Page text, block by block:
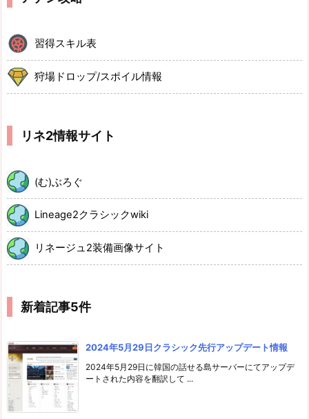
習得スキル表
狩場ドロップ/スポイル情報
リネ2情報サイト
(む)ぶろぐ
Lineage2クラシックwiki
リネージュ2装備画像サイト
新着記事5件
2024年5月29日クラシック先行アップデート情報
2024年5月29日に韓国の話せる島サーバーにてアップデ
ートされた内容を翻訳して ...